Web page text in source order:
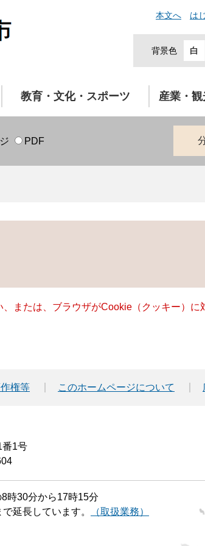
本文へ は
背景色 白
教育・文化・スポーツ 産業・観
PDF
または、ブラウザがCookie（クッキー）
権等 このホームページについて
番1号
時30分から17時15分
延長しています。
（取扱業務）